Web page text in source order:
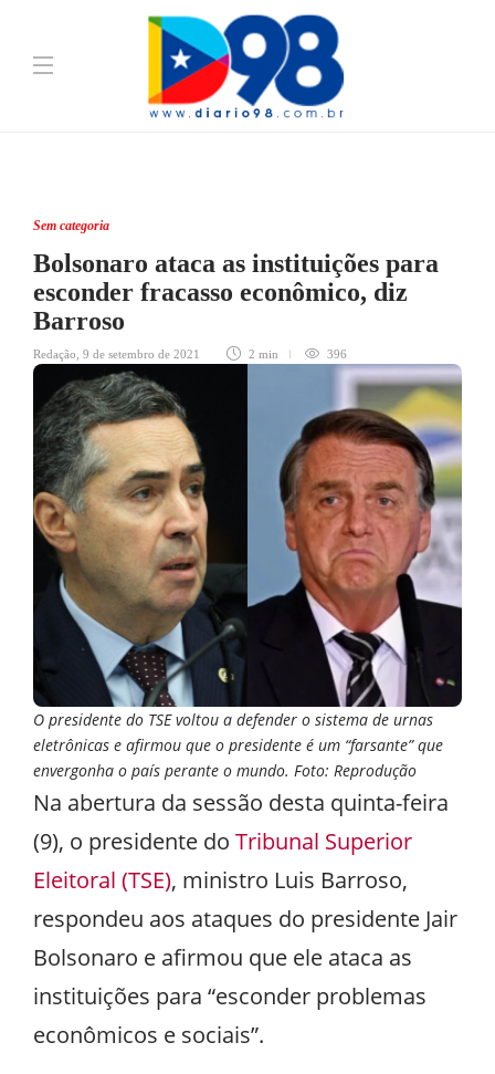
Sem categoria
Bolsonaro ataca as instituições para
esconder fracasso econômico, diz
Barroso
Redação 9 de setembro de 2021 2 min 396
O presidente do TSE voltou a defender o sistema de urnas
eletrônicas e afirmou que o presidente é um “farsante” que
envergonha o país perante o mundo. Foto: Reprodução
Na abertura da sessão desta quinta-feira
(9), o presidente do Tribunal Superior
Eleitoral (TSE), ministro Luis Barroso,
respondeu aos ataques do presidente Jair
Bolsonaro e afirmou que ele ataca as
instituições para “esconder problemas
econômicos e sociais”.